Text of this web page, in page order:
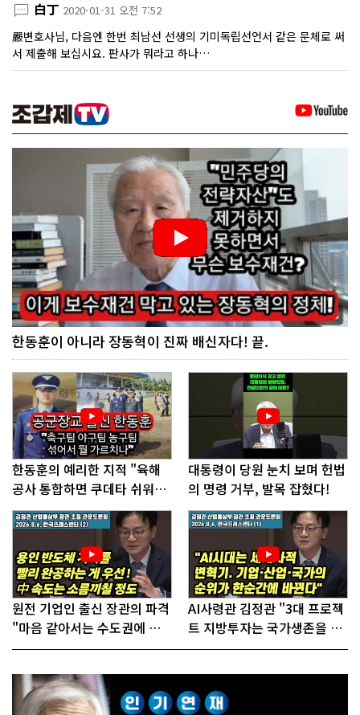
白丁 2020-01-31 오전 7:52
嚴변호사님, 다음엔 한번 최남선 선생의 기미독립선언서 같은 문체로 써
서 제출해 보십시요. 판사가 뭐라고 하나…
한동훈이 아니라 장동혁이 진짜 배신자다! 끝.
한동훈의 예리한 지적 "육해
공사 통합하면 쿠데타 쉬워진
다"
대통령이 당원 눈치 보며 헌법
의 명령 거부, 발목 잡혔다!
원전 기업인 출신 장관의 파격
"마음 같아서는 수도권에 원
전 짓고싶다"
AI사령관 김정관 "3대 프로젝
트 지방투자는 국가생존을 건
대전략"